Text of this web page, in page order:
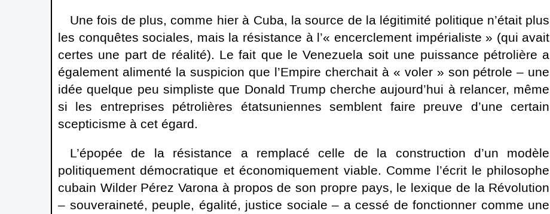
Une fois de plus, comme hier à Cuba, la source de la légitimité politique n’était plus
les conquêtes sociales, mais la résistance à l’« encerclement impérialiste » (qui avait
certes une part de réalité). Le fait que le Venezuela soit une puissance pétrolière a
également alimenté la suspicion que l’Empire cherchait à « voler » son pétrole – une
idée quelque peu simpliste que Donald Trump cherche aujourd’hui à relancer, même
si les entreprises pétrolières étatsuniennes semblent faire preuve d’une certain
scepticisme à cet égard.
L’épopée de la résistance a remplacé celle de la construction d’un modèle
politiquement démocratique et économiquement viable. Comme l’écrit le philosophe
cubain Wilder Pérez Varona à propos de son propre pays, le lexique de la Révolution
– souveraineté, peuple, égalité, justice sociale – a cessé de fonctionner comme une